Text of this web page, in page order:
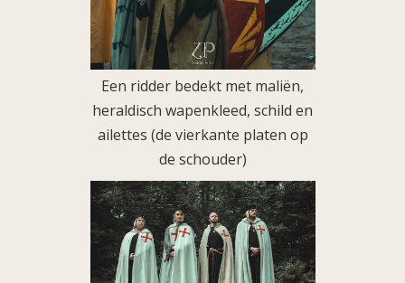
Een ridder bedekt met maliën,
heraldisch wapenkleed, schild en
ailettes (de vierkante platen op
de schouder)